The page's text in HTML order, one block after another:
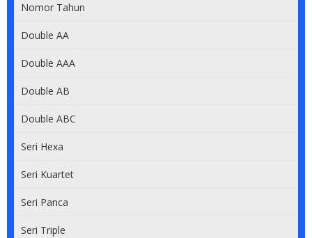
Nomor Tahun
Double AA
Double AAA
Double AB
Double ABC
Seri Hexa
Seri Kuartet
Seri Panca
Seri Triple